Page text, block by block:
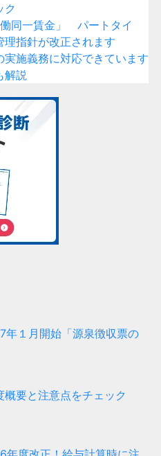
ク
同一賃金」 パートタイ
理指針が改正されます
施義務に対応できています
解説
年１月開始「源泉徴収票の
要と注意点をチェック